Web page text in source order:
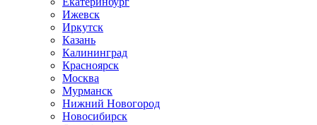
Ижевск
Иркутск
Казань
Калининград
Красноярск
Москва
Мурманск
Нижний Новогород
Новосибирск